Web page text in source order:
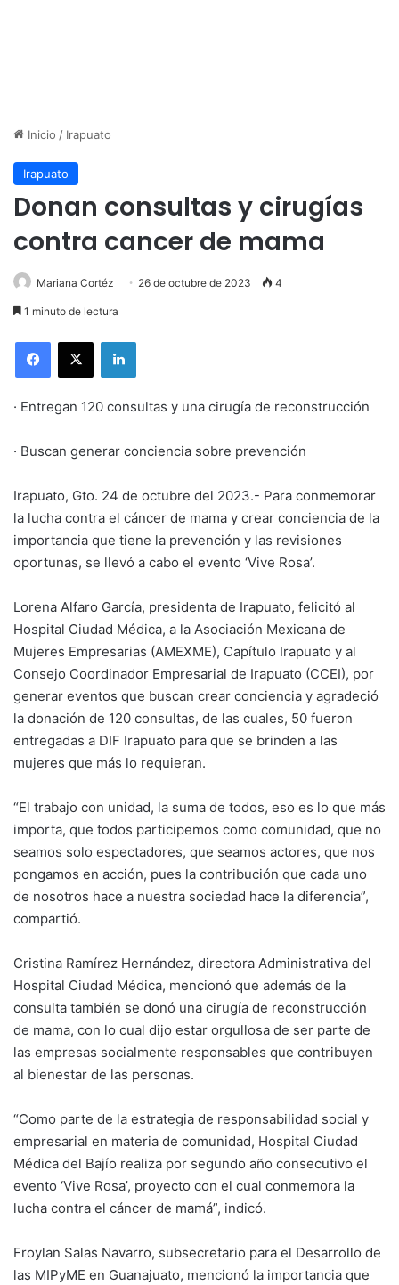
Inicio / Irapuato
Irapuato
Donan consultas y cirugías
contra cancer de mama
Mariana Cortéz 26 de octubre de 2023 4
1 minuto de lectura
LinkedIn
· Entregan 120 consultas y una cirugía de reconstrucción
· Buscan generar conciencia sobre prevención
Irapuato, Gto. 24 de octubre del 2023.- Para conmemorar
la lucha contra el cáncer de mama y crear conciencia de la
importancia que tiene la prevención y las revisiones
oportunas, se llevó a cabo el evento ‘Vive Rosa’.
Lorena Alfaro García, presidenta de Irapuato, felicitó al
Hospital Ciudad Médica, a la Asociación Mexicana de
Mujeres Empresarias (AMEXME), Capítulo Irapuato y al
Consejo Coordinador Empresarial de Irapuato (CCEI), por
generar eventos que buscan crear conciencia y agradeció
la donación de 120 consultas, de las cuales, 50 fueron
entregadas a DIF Irapuato para que se brinden a las
mujeres que más lo requieran.
“El trabajo con unidad, la suma de todos, eso es lo que más
importa, que todos participemos como comunidad, que no
seamos solo espectadores, que seamos actores, que nos
pongamos en acción, pues la contribución que cada uno
de nosotros hace a nuestra sociedad hace la diferencia”,
compartió.
Cristina Ramírez Hernández, directora Administrativa del
Hospital Ciudad Médica, mencionó que además de la
consulta también se donó una cirugía de reconstrucción
de mama, con lo cual dijo estar orgullosa de ser parte de
las empresas socialmente responsables que contribuyen
al bienestar de las personas.
“Como parte de la estrategia de responsabilidad social y
empresarial en materia de comunidad, Hospital Ciudad
Médica del Bajío realiza por segundo año consecutivo el
evento ‘Vive Rosa’, proyecto con el cual conmemora la
lucha contra el cáncer de mamá”, indicó.
Froylan Salas Navarro, subsecretario para el Desarrollo de
las MIPyME en Guanajuato, mencionó la importancia que